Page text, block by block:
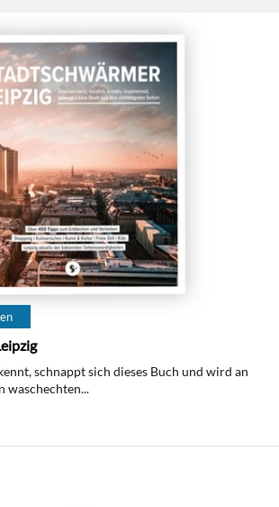
schnappt sich dieses Buch und wird an
waschechten...